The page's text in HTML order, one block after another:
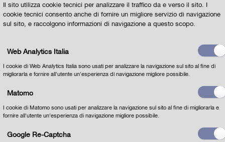
Il sito utilizza cookie tecnici per analizzare il traffico da e verso il sito. I
cookie tecnici consento anche di fornire un migliore servizio di navigazione
sul sito, e raccolgono informazioni di navigazione a questo scopo.
Web Analytics Italia
I cookie di Web Analytics Italia sono usati per analizzare la navigazione sul sito al fine di
migliorarla e fornire all'utente un'esperienza di navigazione migliore possibile.
Matomo
I cookie di Matomo sono usati per analizzare la navigazione sul sito al fine di migliorarla e
fornire all'utente un'esperienza di navigazione migliore possibile.
Google Re-Captcha